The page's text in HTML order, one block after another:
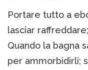
Portare tutto a
lasciar
Quando la bagna
per ammorbidirli;